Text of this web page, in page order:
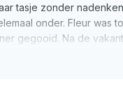
tasje zonder
onder. Fleur was
gegooid. Na de